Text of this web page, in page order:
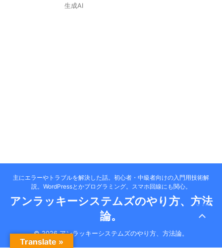
生成AI
主にエラーやトラブルを解決した話。初心者・中級者向けの入門用技術解
説。WordPressとかプログラミング。スマホ回線にも関心。
アンラッキーシステムズのやり方、方法
論。
© 2026 アンラッキーシステムズのやり方、方法論。
Translate »